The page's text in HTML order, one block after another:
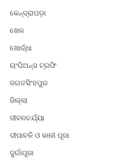
କେନ୍ଦ୍ରାପଡ଼ା
ଖେଳ
ଖୋର୍ଦ୍ଧା
ଚାଂପିଅନ୍ସ ଟ୍ରଫି
ଜଗତସିଂହପୁର
ଜିଲ୍ଲା
ଜୀବନଚର୍ଯ୍ୟା
ଦୀପାବଳି ଓ କାଳୀ ପୂଜା
ଦୁର୍ଗାପୂଜା